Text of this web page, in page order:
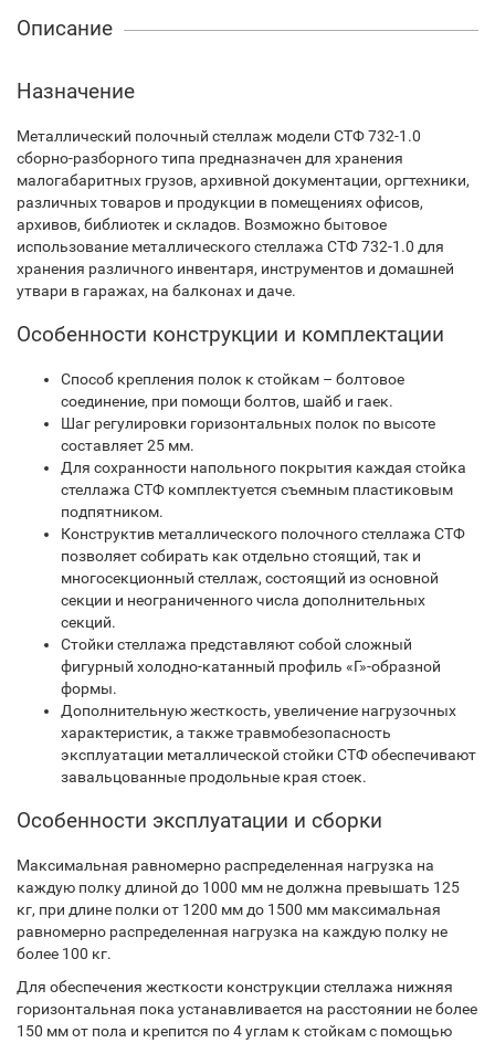
Описание
Назначение
Металлический полочный стеллаж модели СТФ 732-1.0
сборно-разборного типа предназначен для хранения
малогабаритных грузов, архивной документации, оргтехники,
различных товаров и продукции в помещениях офисов,
архивов, библиотек и складов. Возможно бытовое
использование металлического стеллажа СТФ 732-1.0 для
хранения различного инвентаря, инструментов и домашней
утвари в гаражах, на балконах и даче.
Особенности конструкции и комплектации
Способ крепления полок к стойкам – болтовое
соединение, при помощи болтов, шайб и гаек.
Шаг регулировки горизонтальных полок по высоте
составляет 25 мм.
Для сохранности напольного покрытия каждая стойка
стеллажа СТФ комплектуется съемным пластиковым
подпятником.
Конструктив металлического полочного стеллажа СТФ
позволяет собирать как отдельно стоящий, так и
многосекционный стеллаж, состоящий из основной
секции и неограниченного числа дополнительных
секций.
Стойки стеллажа представляют собой сложный
фигурный холодно-катанный профиль «Г»-образной
формы.
Дополнительную жесткость, увеличение нагрузочных
характеристик, а также травмобезопасность
эксплуатации металлической стойки СТФ обеспечивают
завальцованные продольные края стоек.
Особенности эксплуатации и сборки
Максимальная равномерно распределенная нагрузка на
каждую полку длиной до 1000 мм не должна превышать 125
кг, при длине полки от 1200 мм до 1500 мм максимальная
равномерно распределенная нагрузка на каждую полку не
более 100 кг.
Для обеспечения жесткости конструкции стеллажа нижняя
горизонтальная пока устанавливается на расстоянии не более
150 мм от пола и крепится по 4 углам к стойкам с помощью